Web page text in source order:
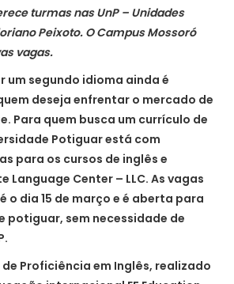
turmas nas UnP – Unidades
Peixoto. O Campus Mossoró
vagas.
um segundo idioma ainda é
deseja enfrentar o mercado de
Para quem busca um currículo de
Potiguar está com
para os cursos de inglês e
Language Center – LLC. As vagas
dia 15 de março e é aberta para
potiguar, sem necessidade de
de Proficiência em Inglês, realizado